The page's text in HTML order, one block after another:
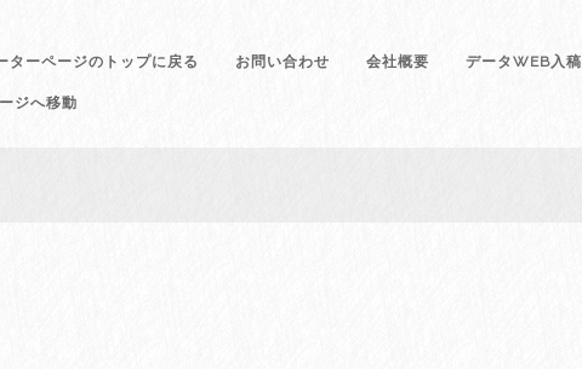
ターページのトップに戻る お問い合わせ 会社概要 データWEB入稿
ジへ移動